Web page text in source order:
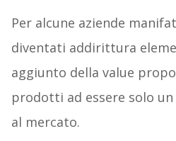
Per alcune aziende
diventati addirittura
aggiunto della value
prodotti ad essere solo
al mercato.